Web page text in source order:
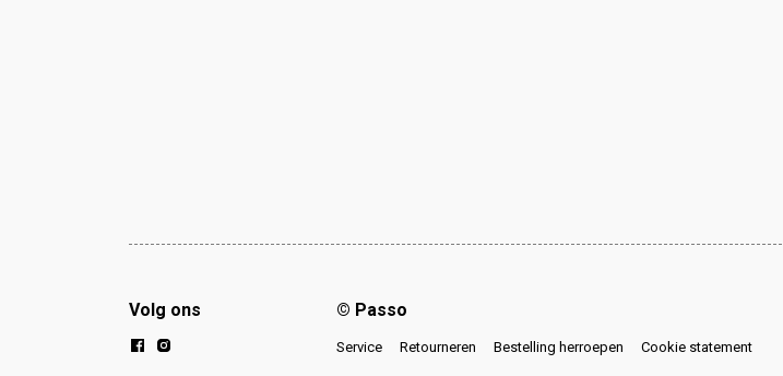
Volg ons © Passo
Service Retourneren Bestelling herroepen Cookie statement